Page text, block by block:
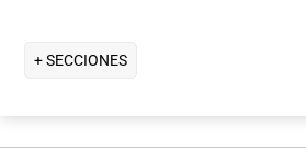
+ SECCIONES